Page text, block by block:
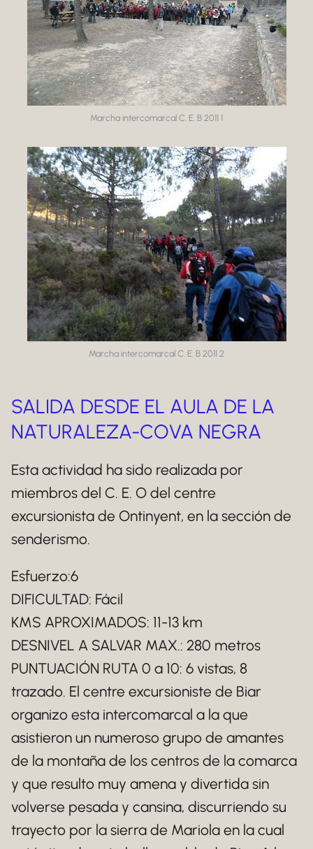
Marcha intercomarcal C. E. B 2011 1
Marcha intercomarcal C. E. B 2011 2
SALIDA DESDE EL AULA DE LA
NATURALEZA-COVA NEGRA
Esta actividad ha sido realizada por
miembros del C. E. O del centre
excursionista de Ontinyent, en la sección de
senderismo.
Esfuerzo:6
DIFICULTAD: Fácil
KMS APROXIMADOS: 11-13 km
DESNIVEL A SALVAR MAX.: 280 metros
PUNTUACIÓN RUTA 0 a 10: 6 vistas, 8
trazado. El centre excursioniste de Biar
organizo esta intercomarcal a la que
asistieron un numeroso grupo de amantes
de la montaña de los centros de la comarca
y que resulto muy amena y divertida sin
volverse pesada y cansina, discurriendo su
trayecto por la sierra de Mariola en la cual